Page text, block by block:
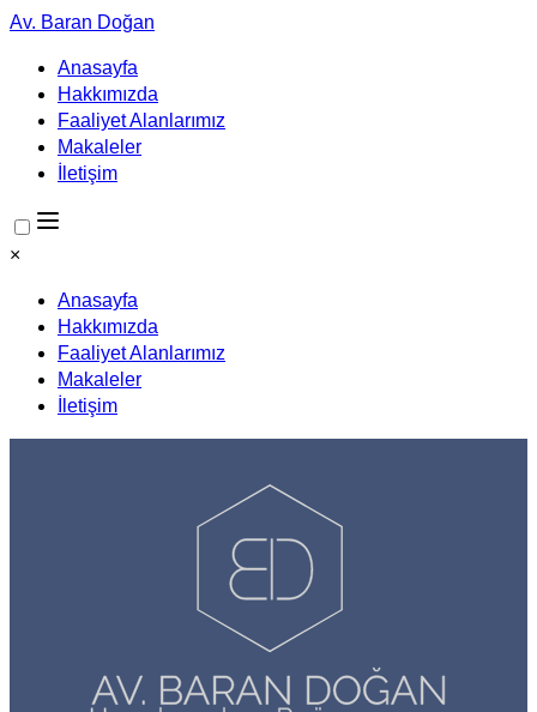
Av. Baran Doğan
Anasayfa
Hakkımızda
Faaliyet Alanlarımız
Makaleler
İletişim
×
Anasayfa
Hakkımızda
Faaliyet Alanlarımız
Makaleler
İletişim